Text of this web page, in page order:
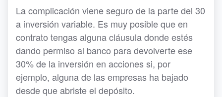
La complicación viene seguro de la parte del 30
a inversión variable. Es muy posible que en
contrato tengas alguna cláusula donde estés
dando permiso al banco para devolverte ese
30% de la inversión en acciones si, por
ejemplo, alguna de las empresas ha bajado
desde que abriste el depósito.